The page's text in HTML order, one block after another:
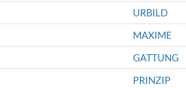
URBILD
MAXIME
GATTUNG
PRINZIP